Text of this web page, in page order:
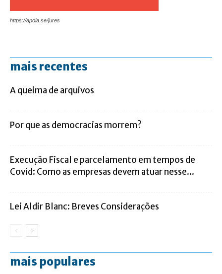
https://apoia.se/jures
mais recentes
A queima de arquivos
Por que as democracias morrem?
Execução Fiscal e parcelamento em tempos de
Covid: Como as empresas devem atuar nesse...
Lei Aldir Blanc: Breves Considerações
mais populares